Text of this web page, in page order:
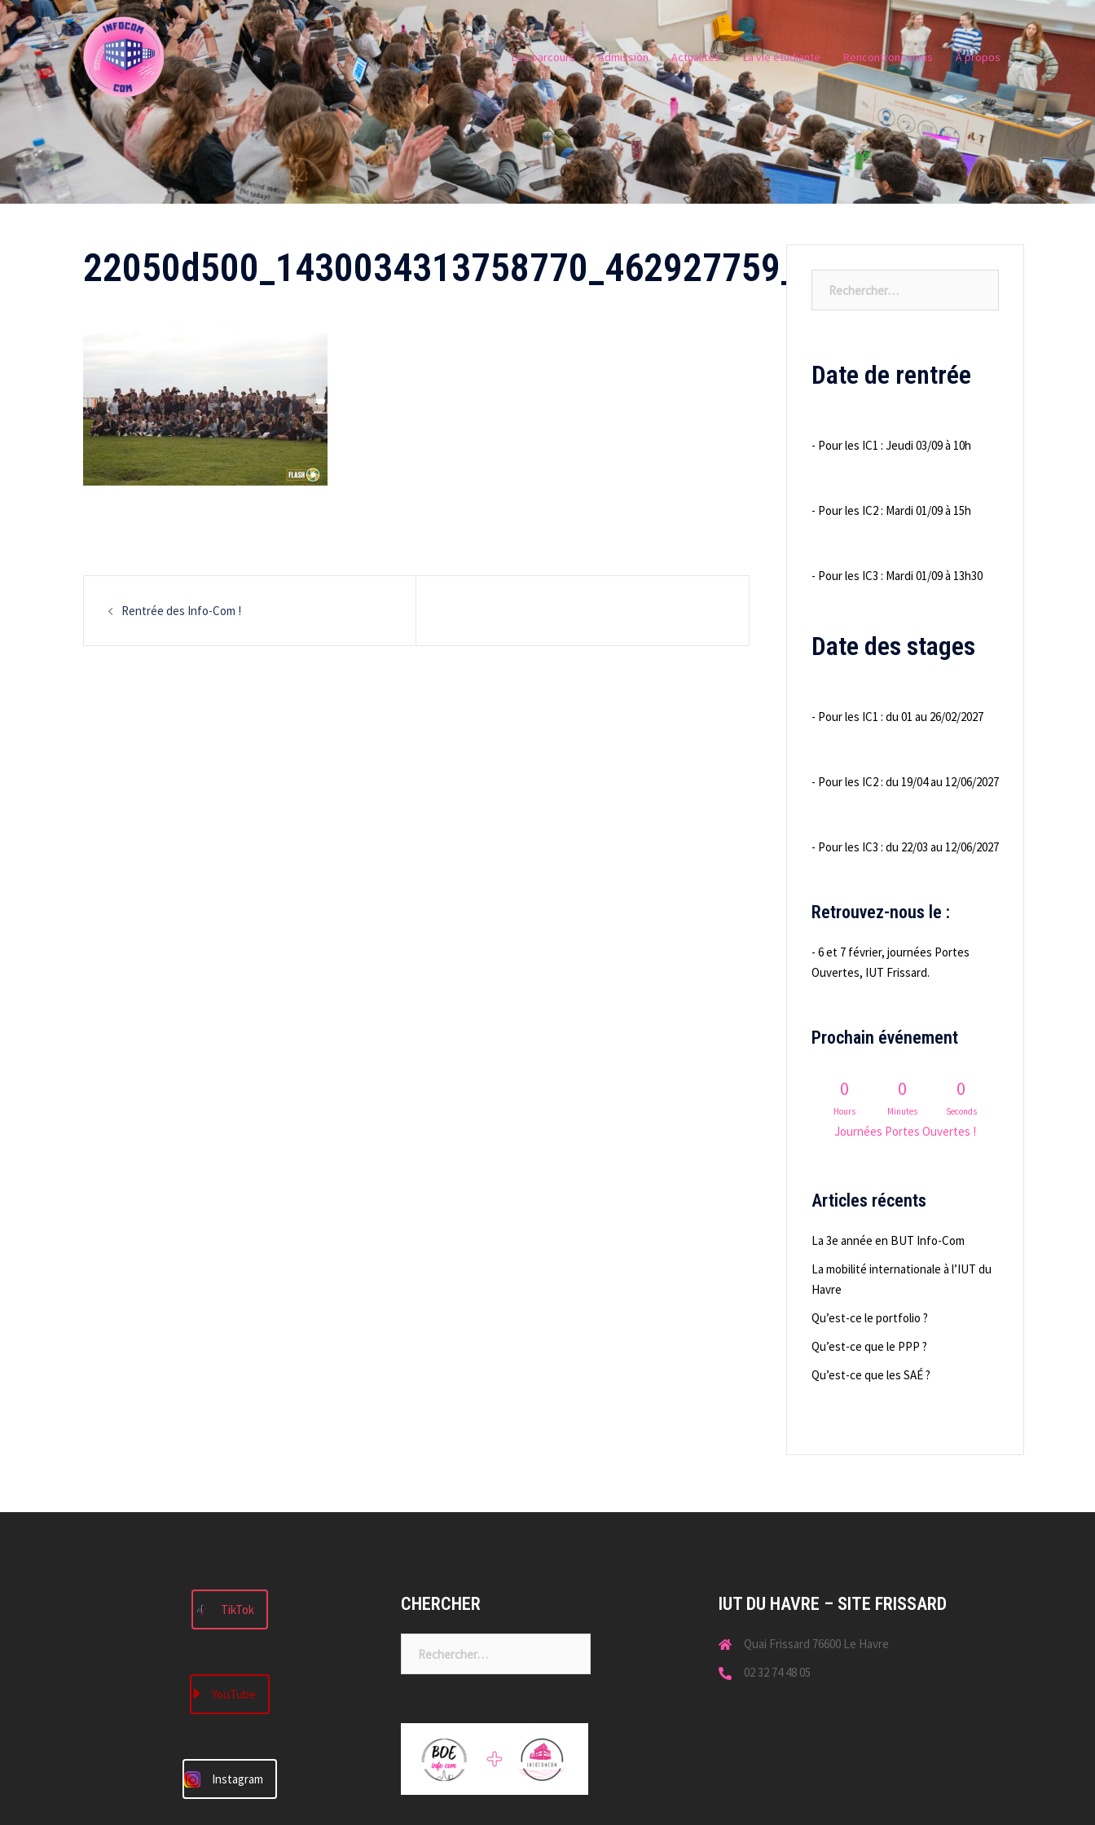
Aller
au
contenu
Les parcours Admission Actualités La vie étudiante Rencontrons-nous À propos
22050d500_1430034313758770_462927759_o
Navigation
d’article
Rentrée des Info-Com !
Date de rentrée
- Pour les IC1 : Jeudi 03/09 à 10h
- Pour les IC2 : Mardi 01/09 à 15h
- Pour les IC3 : Mardi 01/09 à 13h30
Date des stages
- Pour les IC1 : du 01 au 26/02/2027
- Pour les IC2 : du 19/04 au 12/06/2027
- Pour les IC3 : du 22/03 au 12/06/2027
Retrouvez-nous le :
- 6 et 7 février, journées Portes
Ouvertes, IUT Frissard.
Prochain événement
0
Hours
0
Minutes
0
Seconds
Journées Portes Ouvertes !
Articles récents
La 3e année en BUT Info-Com
La mobilité internationale à l’IUT du
Havre
Qu’est-ce le portfolio ?
Qu’est-ce que le PPP ?
Qu’est-ce que les SAÉ ?
TikTok
YouTube
Instagram
CHERCHER IUT DU HAVRE – SITE FRISSARD
Quai Frissard 76600 Le Havre
02 32 74 48 05